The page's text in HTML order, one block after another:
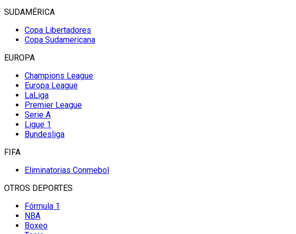
SUDAMÉRICA
Copa Libertadores
Copa Sudamericana
EUROPA
Champions League
Europa League
LaLiga
Premier League
Serie A
Ligue 1
Bundesliga
FIFA
Eliminatorias Conmebol
OTROS DEPORTES
Fórmula 1
NBA
Boxeo